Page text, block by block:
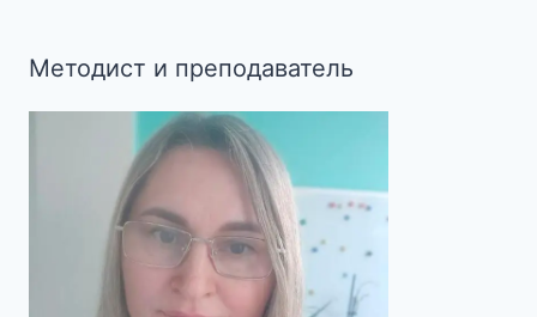
Методист и преподаватель